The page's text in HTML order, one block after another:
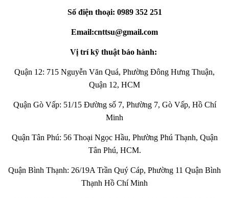
Số điện thoại: 0989 352 251
Email:cnttsu@gmail.com
Vị trí kỹ thuật bảo hành:
Quận 12: 715 Nguyễn Văn Quá, Phường Đông Hưng Thuận,
Quận 12, HCM
Quận Gò Vấp: 51/15 Đường số 7, Phường 7, Gò Vấp, Hồ Chí
Minh
Quận Tân Phú: 56 Thoại Ngọc Hầu, Phường Phú Thạnh, Quận
Tân Phú, HCM.
Quận Bình Thạnh: 26/19A Trần Quý Cáp, Phường 11 Quận Bình
Thạnh Hồ Chí Minh